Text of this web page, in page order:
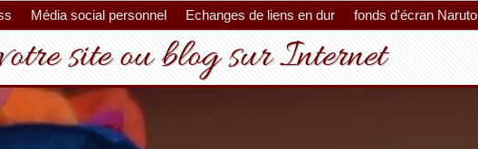
Média social personnel Echanges de liens en dur fonds d'écran Naruto
site ou blog sur Internet